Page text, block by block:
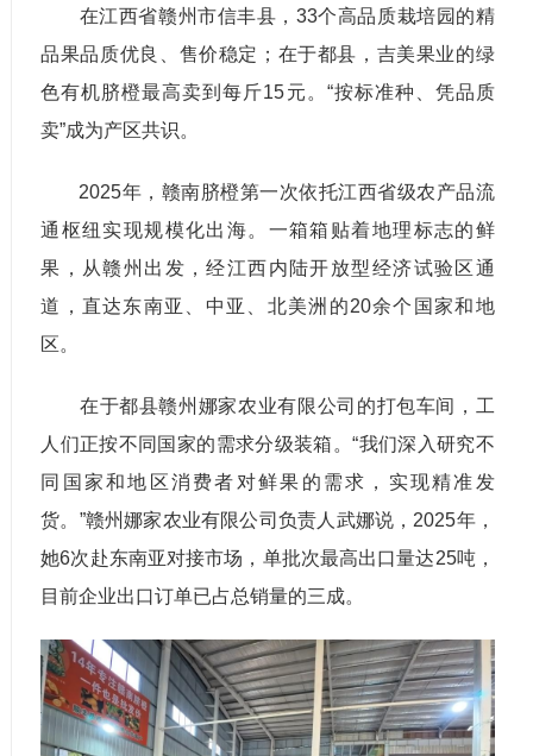
在江西省赣州市信丰县，33个高品质栽培园的精
品果品质优良、售价稳定；在于都县，吉美果业的绿
色有机脐橙最高卖到每斤15元。“按标准种、凭品质
卖”成为产区共识。
2025年，赣南脐橙第一次依托江西省级农产品流
通枢纽实现规模化出海。一箱箱贴着地理标志的鲜
果，从赣州出发，经江西内陆开放型经济试验区通
道，直达东南亚、中亚、北美洲的20余个国家和地
区。
在于都县赣州娜家农业有限公司的打包车间，工
人们正按不同国家的需求分级装箱。“我们深入研究不
同国家和地区消费者对鲜果的需求，实现精准发
货。”赣州娜家农业有限公司负责人武娜说，2025年，
她6次赴东南亚对接市场，单批次最高出口量达25吨，
目前企业出口订单已占总销量的三成。